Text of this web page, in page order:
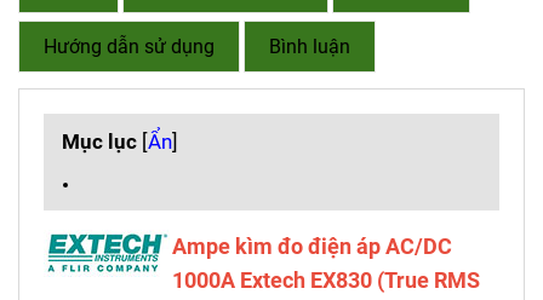
Hướng dẫn sử dụng Bình luận
Mục lục [Ẩn]
Ampe kìm đo điện áp AC/DC
1000A Extech EX830 (True RMS